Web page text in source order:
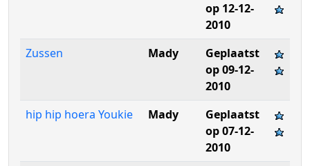
op 12-12-
2010
Zussen
Mady
Geplaatst
op 09-12-
2010
hip hip hoera Youkie
Mady
Geplaatst
op 07-12-
2010